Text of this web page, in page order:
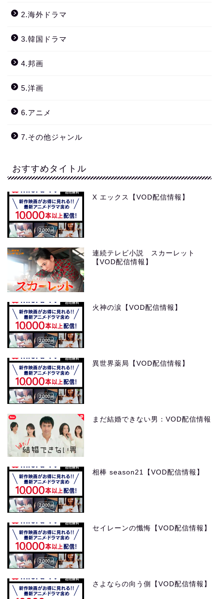
2.海外ドラマ
3.韓国ドラマ
4.邦画
5.洋画
6.アニメ
7.その他ジャンル
おすすめタイトル
X エックス【VOD配信情報】
連続テレビ小説 スカーレット
【VOD配信情報】
火神の涙【VOD配信情報】
異世界薬局【VOD配信情報】
まだ結婚できない男：VOD配信情報
相棒 season21【VOD配信情報】
セイレーンの懺悔【VOD配信情報】
さよならの向う側【VOD配信情報】